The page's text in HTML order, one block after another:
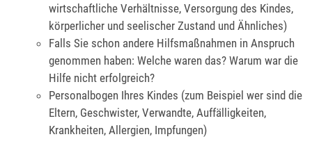
wirtschaftliche Verhältnisse, Versorgung des Kindes,
körperlicher und seelischer Zustand und Ähnliches)
Falls Sie schon andere Hilfsmaßnahmen in Anspruch
genommen haben: Welche waren das? Warum war die
Hilfe nicht erfolgreich?
Personalbogen Ihres Kindes (zum Beispiel wer sind die
Eltern, Geschwister, Verwandte, Auffälligkeiten,
Krankheiten, Allergien, Impfungen)